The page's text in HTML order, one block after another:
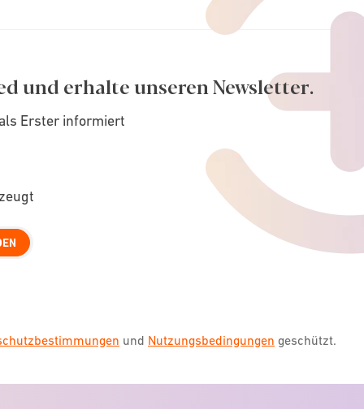
und erhalte unseren Newsletter.
Erster informiert
und Nutzungsbedingungen geschützt.